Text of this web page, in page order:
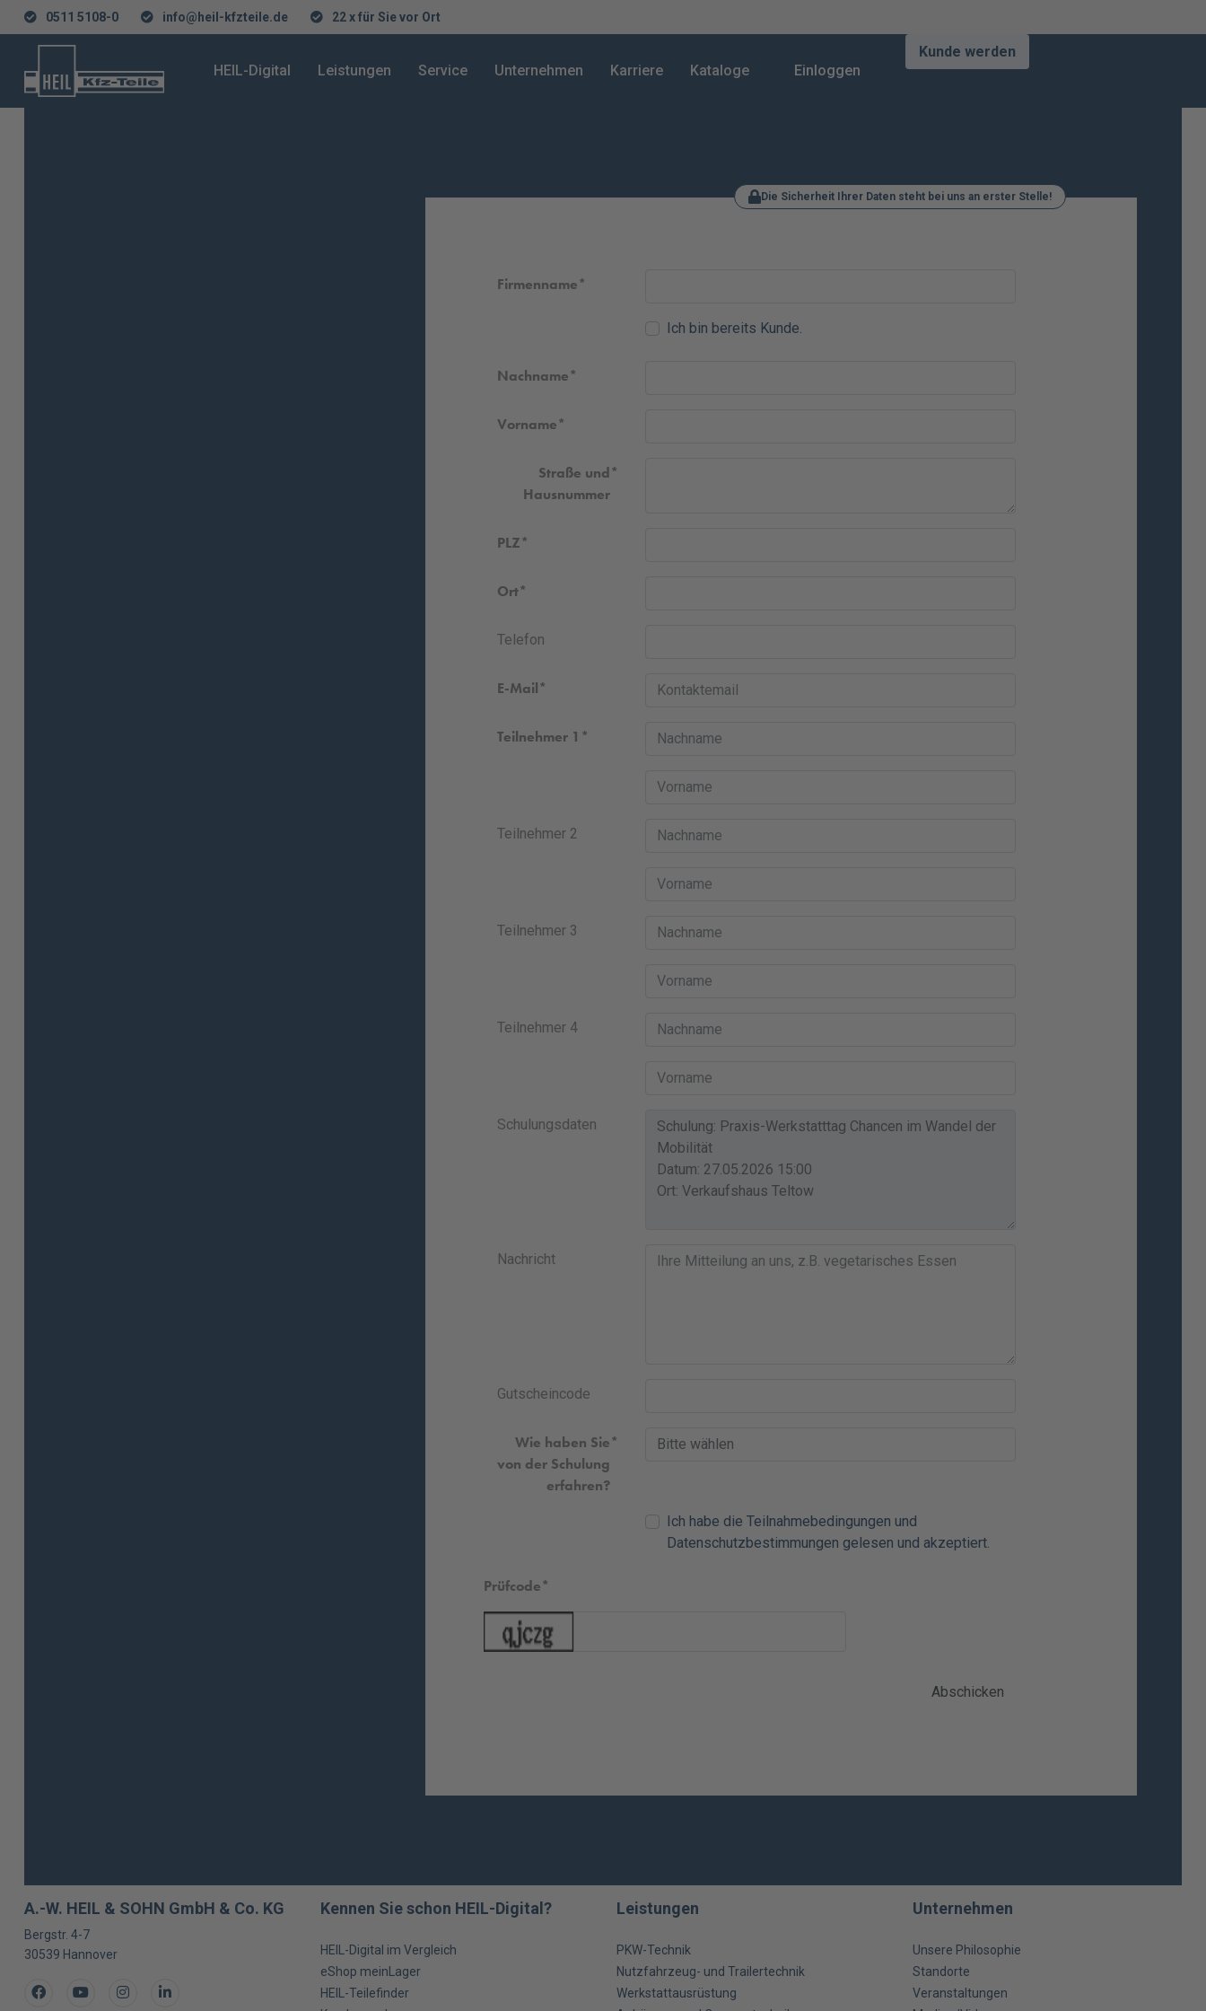
0511 5108-0 info@heil-kfzteile.de 22 x für Sie vor Ort
HEIL-Digital Leistungen Service Unternehmen Karriere Kataloge Einloggen
Kunde werden
Die Sicherheit Ihrer Daten steht bei uns an erster Stelle!
Firmenname
Ich bin bereits Kunde.
Nachname
Vorname
Straße und
Hausnummer
PLZ
Ort
Telefon
E-Mail
Teilnehmer 1
Teilnehmer 2
Teilnehmer 3
Teilnehmer 4
Schulungsdaten
Nachricht
Gutscheincode
Wie haben Sie
von der Schulung
erfahren?
Ich habe dieTeilnahmebedingungen und
Datenschutzbestimmungen gelesen und akzeptiert.
Prüfcode
Abschicken
A.-W. HEIL & SOHN GmbH & Co. KG
Bergstr. 4-7
30539 Hannover
FacebookYoutubeInstagramLinkedIn
Kennen Sie schon HEIL-Digital?
HEIL-Digital im Vergleich
eShop meinLager
HEIL-Teilefinder
Leistungen
PKW-Technik
Nutzfahrzeug- und Trailertechnik
Werkstattausrüstung
Unternehmen
Unsere Philosophie
Standorte
Veranstaltungen